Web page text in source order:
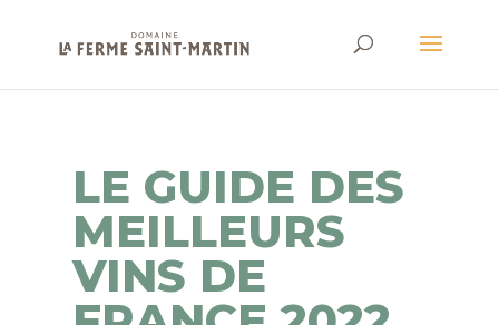
LE GUIDE DES
MEILLEURS
VINS DE